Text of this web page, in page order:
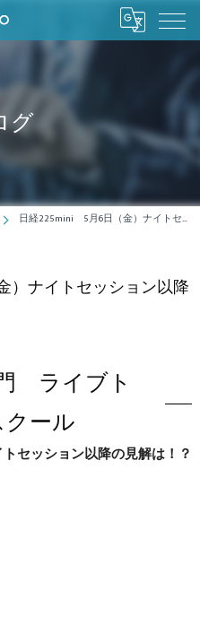
グ
日経225mini 5月6日（金）ナイトセッション以降の見解は！？
ナイトセッション以降
セッション以降の見解は！？
ライブト
ール